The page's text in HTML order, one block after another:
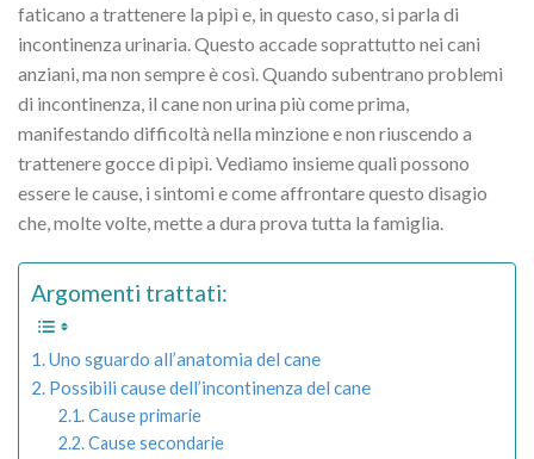
faticano a trattenere la pipì e, in questo caso, si parla di
incontinenza urinaria. Questo accade soprattutto nei cani
anziani, ma non sempre è così. Quando subentrano problemi
di incontinenza, il cane non urina più come prima,
manifestando difficoltà nella minzione e non riuscendo a
trattenere gocce di pipì. Vediamo insieme quali possono
essere le cause, i sintomi e come affrontare questo disagio
che, molte volte, mette a dura prova tutta la famiglia.
Argomenti trattati:
Uno sguardo all’anatomia del cane
Possibili cause dell’incontinenza del cane
Cause primarie
Cause secondarie